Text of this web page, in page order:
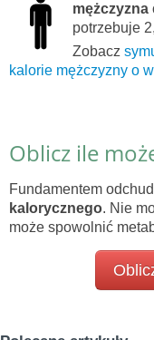
mężczyzna
potrzebuje
Zobacz
kalorie mężczyzny o
Oblicz ile
Fundamentem
kalorycznego. Nie
może spowolnić